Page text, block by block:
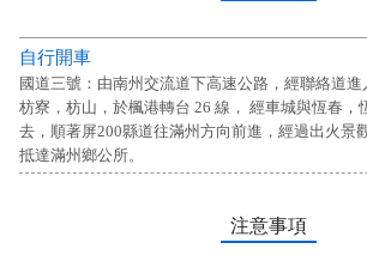
自行開車
國道三號：由南州交流道下高速公路，經聯絡道進
枋寮，枋山，於楓港轉台 26 線， 經車城與恆春，
去，順著屏200縣道往滿州方向前進，經過出火景
抵達滿州鄉公所。
注意事項